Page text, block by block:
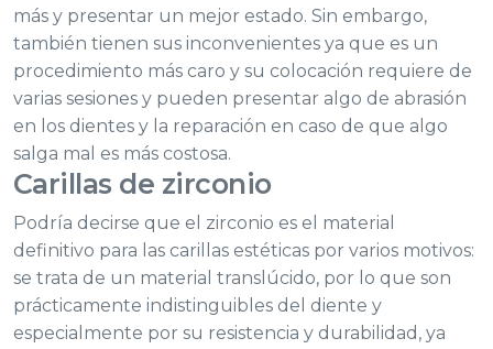
más y presentar un mejor estado. Sin embargo,
también tienen sus inconvenientes ya que es un
procedimiento más caro y su colocación requiere de
varias sesiones y pueden presentar algo de abrasión
en los dientes y la reparación en caso de que algo
salga mal es más costosa.
Carillas de zirconio
Podría decirse que el zirconio es el material
definitivo para las carillas estéticas por varios motivos:
se trata de un material translúcido, por lo que son
prácticamente indistinguibles del diente y
especialmente por su resistencia y durabilidad, ya